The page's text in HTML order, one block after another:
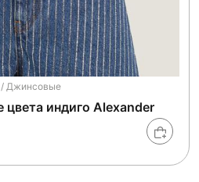
Джинсовые
индиго Alexander